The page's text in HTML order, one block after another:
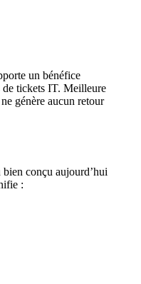
un bénéfice
tickets IT. Meilleure
génère aucun retour
conçu aujourd’hui
: